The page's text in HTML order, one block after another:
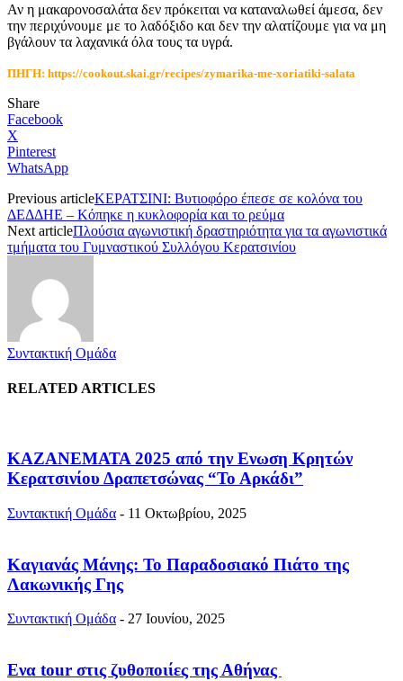
Αν η μακαρονοσαλάτα δεν πρόκειται να καταναλωθεί άμεσα, δεν
την περιχύνουμε με το λαδόξιδο και δεν την αλατίζουμε για να μη
βγάλουν τα λαχανικά όλα τους τα υγρά.
ΠΗΓΗ: https://cookout.skai.gr/recipes/zymarika-me-xoriatiki-salata
Share
Facebook
X
Pinterest
WhatsApp
Previous articleΚΕΡΑΤΣΙΝΙ: Βυτιοφόρο έπεσε σε κολόνα του
ΔΕΔΔΗΕ – Κόπηκε η κυκλοφορία και το ρεύμα
Next articleΠλούσια αγωνιστική δραστηριότητα για τα αγωνιστικά
τμήματα του Γυμναστικού Συλλόγου Κερατσινίου
Συντακτική Ομάδα
RELATED ARTICLES
ΚΑΖΑΝΕΜΑΤΑ 2025 από την Ενωση Κρητών
Κερατσινίου Δραπετσώνας “Το Αρκάδι”
Συντακτική Ομάδα - 11 Οκτωβρίου, 2025
Καγιανάς Μάνης: Το Παραδοσιακό Πιάτο της
Λακωνικής Γης
Συντακτική Ομάδα - 27 Ιουνίου, 2025
Ενα tour στις ζυθοποιίες της Αθήνας